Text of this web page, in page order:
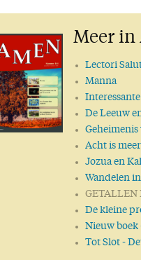
Meer in
Lectori
Manna
De Leeuw
Acht is
Jozua en
Wandelen
GETALLEN
De kleine
Nieuw boek
Tot Slot-